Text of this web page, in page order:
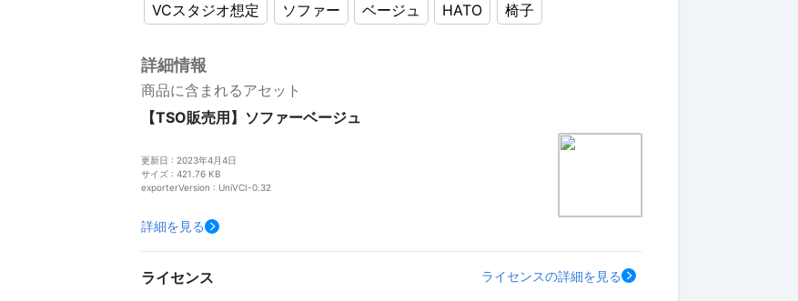
VCスタジオ想定 ソファー ベージュ HATO 椅子
詳細情報
商品に含まれるアセット
【TSO販売用】ソファーベージュ
更新日 : 2023年4月4日
サイズ : 421.76 KB
exporterVersion : UniVCI-0.32
詳細を見る
ライセンス ライセンスの詳細を見る